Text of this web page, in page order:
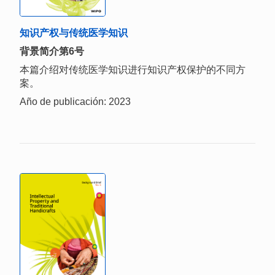
知识产权与传统医学知识
背景简介第6号
本篇介绍对传统医学知识进行知识产权保护的不同方
案。
Año de publicación: 2023